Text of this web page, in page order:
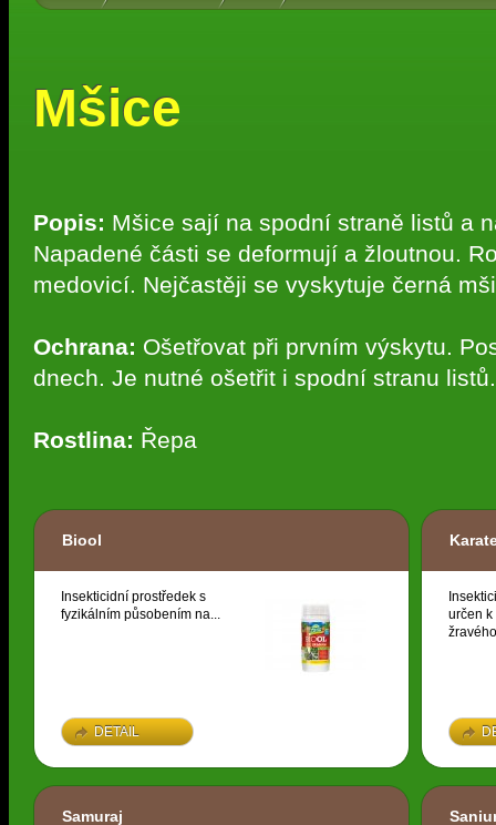
Mšice
Popis: Mšice sají na spodní straně listů a
Napadené části se deformují a žloutnou.
medovicí. Nejčastěji se vyskytuje černá
Ochrana: Ošetřovat při prvním výskytu.
dnech. Je nutné ošetřit i spodní stranu listů.
Rostlina: Řepa
Biool
Insekticidní prostředek s
fyzikálním působením na...
DETAIL
určen
Samuraj